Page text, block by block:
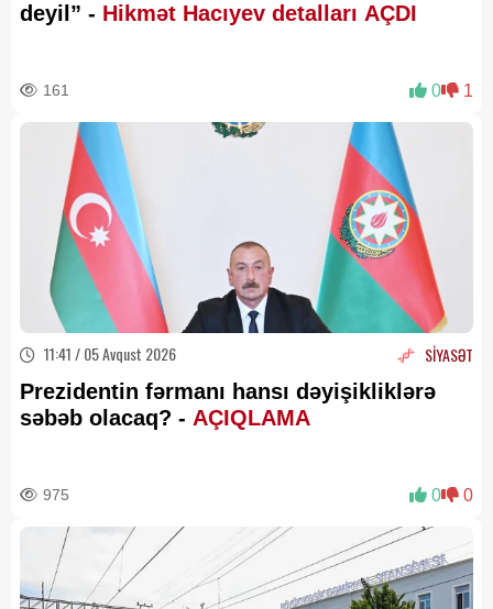
deyil” - Hikmət Hacıyev detalları AÇDI
161 0 1
11:41 / 05 Avqust 2026 SİYASƏT
Prezidentin fərmanı hansı dəyişikliklərə
səbəb olacaq? - AÇIQLAMA
975 0 0